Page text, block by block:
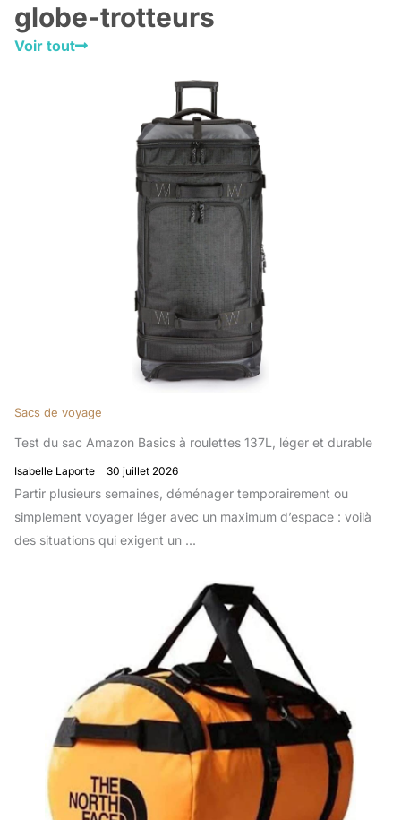
globe-trotteurs
Voir tout
Sacs de voyage
Test du sac Amazon Basics à roulettes 137L, léger et durable
Isabelle Laporte 30 juillet 2026
Partir plusieurs semaines, déménager temporairement ou
simplement voyager léger avec un maximum d’espace : voilà
des situations qui exigent un ...